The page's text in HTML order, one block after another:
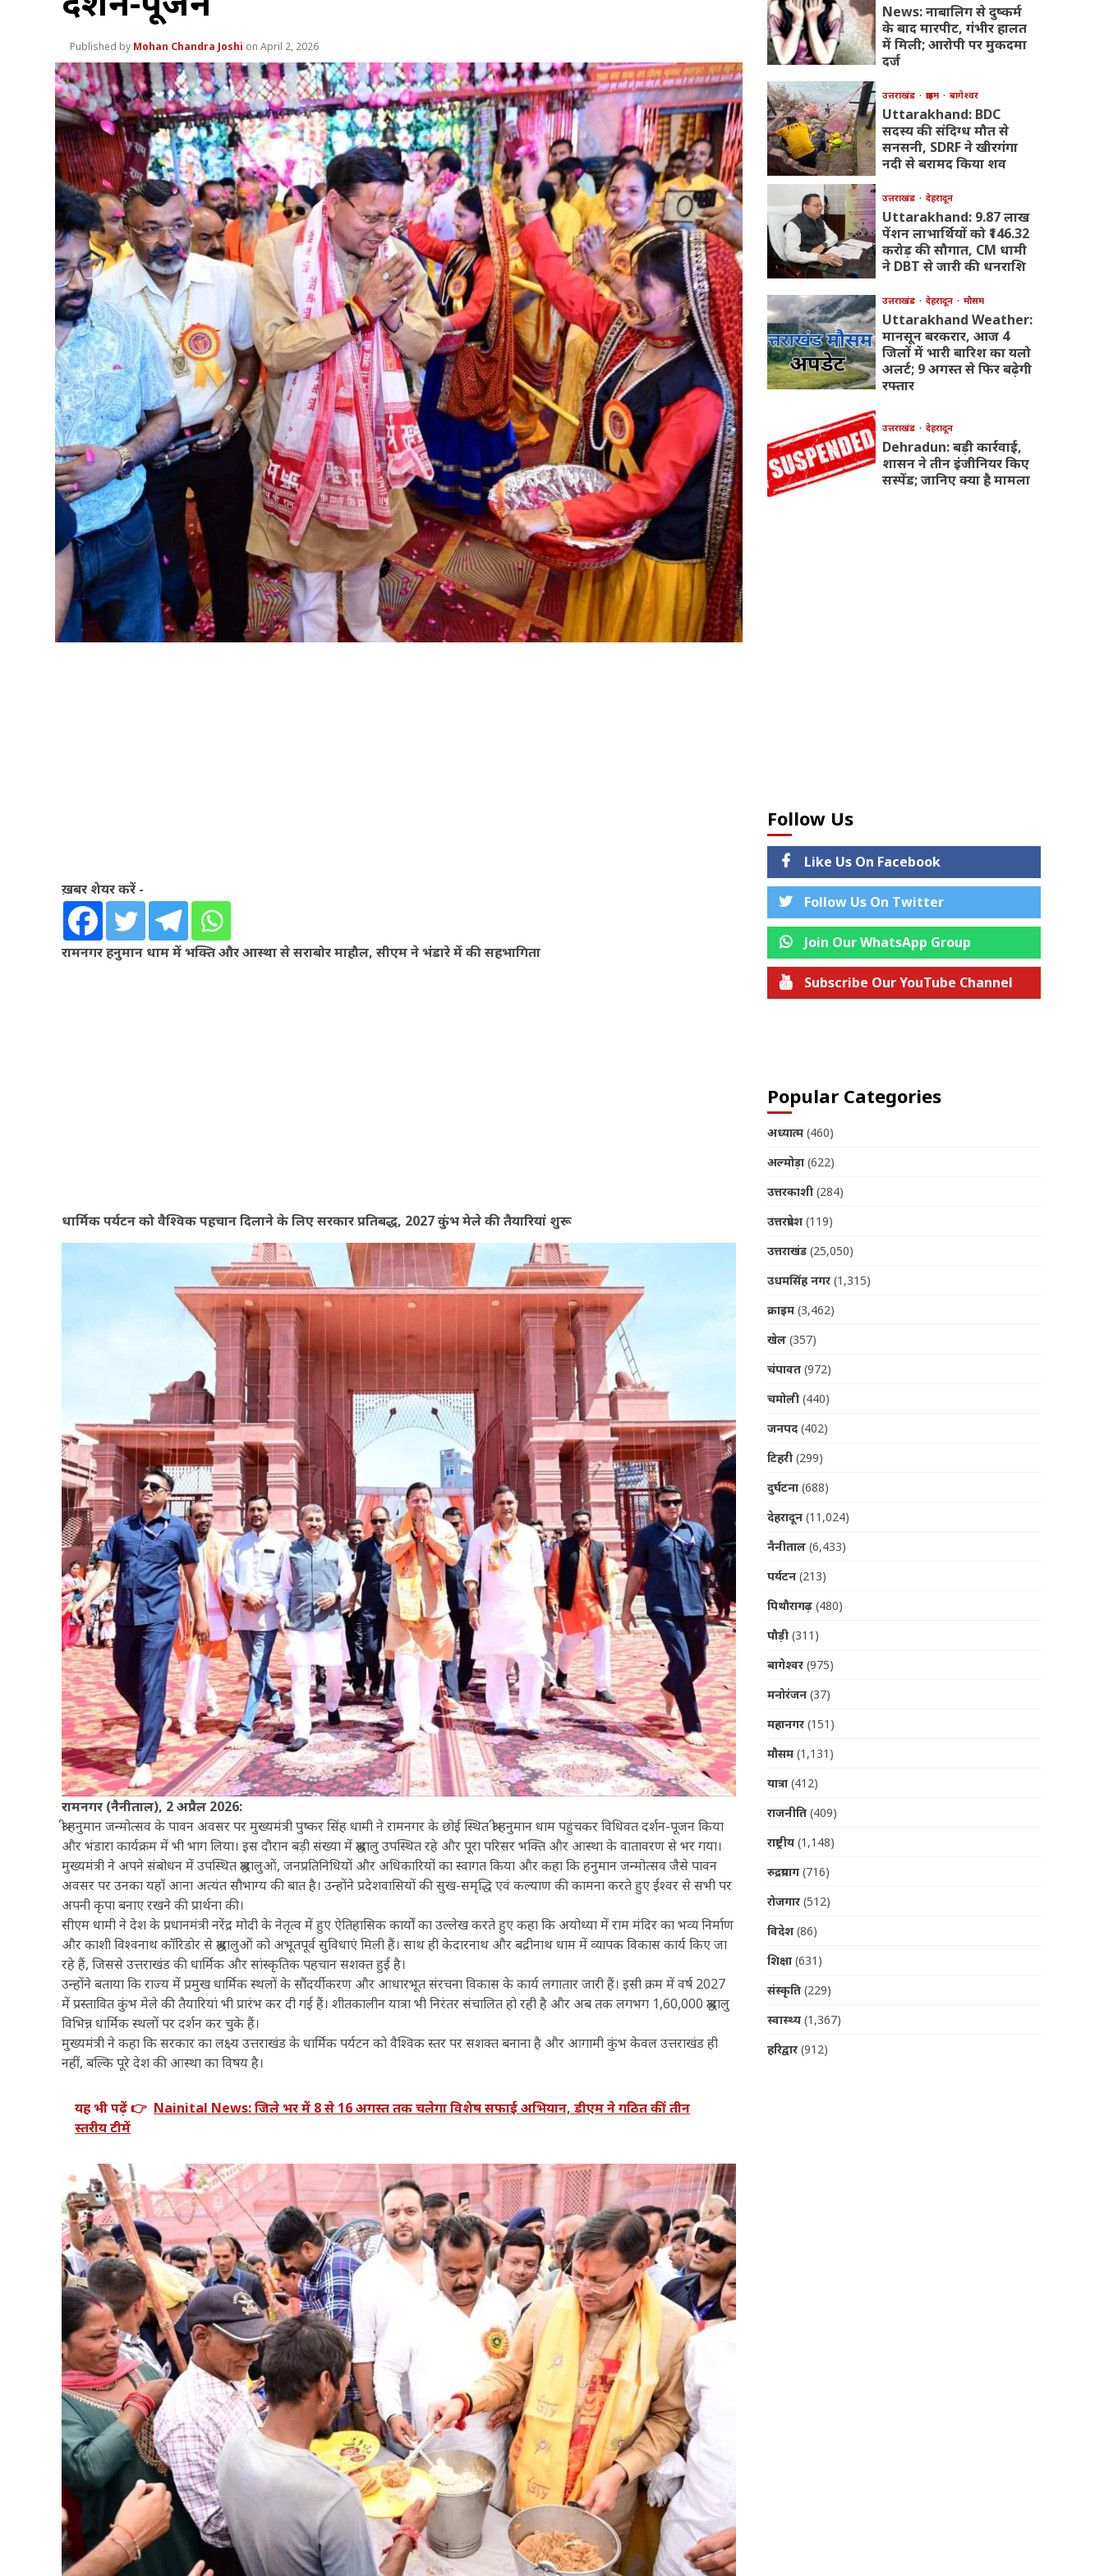
Mohan Chandra Joshi April 2, 2026
ख़बर शेयर करें -
रामनगर हनुमान धाम में भक्ति और आस्था से सराबोर माहौल, सीएम ने भंडारे में की सहभागिता
धार्मिक पर्यटन को वैश्विक पहचान दिलाने के लिए सरकार प्रतिबद्ध, 2027 कुंभ मेले की तैयारियां शुरू
रामनगर (नैनीताल), 2 अप्रैल 2026:
श्री हनुमान जन्मोत्सव के पावन अवसर पर मुख्यमंत्री पुष्कर सिंह धामी ने रामनगर के छोई स्थित श्री हनुमान धाम पहुंचकर विधिवत दर्शन-पूजन किया
और भंडारा कार्यक्रम में भी भाग लिया। इस दौरान बड़ी संख्या में श्रद्धालु उपस्थित रहे और पूरा परिसर भक्ति और आस्था के वातावरण से भर गया।
मुख्यमंत्री ने अपने संबोधन में उपस्थित श्रद्धालुओं, जनप्रतिनिधियों और अधिकारियों का स्वागत किया और कहा कि हनुमान जन्मोत्सव जैसे पावन
अवसर पर उनका यहाँ आना अत्यंत सौभाग्य की बात है। उन्होंने प्रदेशवासियों की सुख-समृद्धि एवं कल्याण की कामना करते हुए ईश्वर से सभी पर
अपनी कृपा बनाए रखने की प्रार्थना की।
सीएम धामी ने देश के प्रधानमंत्री नरेंद्र मोदी के नेतृत्व में हुए ऐतिहासिक कार्यों का उल्लेख करते हुए कहा कि अयोध्या में राम मंदिर का भव्य निर्माण
और काशी विश्वनाथ कॉरिडोर से श्रद्धालुओं को अभूतपूर्व सुविधाएं मिली हैं। साथ ही केदारनाथ और बद्रीनाथ धाम में व्यापक विकास कार्य किए जा
रहे हैं, जिससे उत्तराखंड की धार्मिक और सांस्कृतिक पहचान सशक्त हुई है।
उन्होंने बताया कि राज्य में प्रमुख धार्मिक स्थलों के सौंदर्यीकरण और आधारभूत संरचना विकास के कार्य लगातार जारी हैं। इसी क्रम में वर्ष 2027
में प्रस्तावित कुंभ मेले की तैयारियां भी प्रारंभ कर दी गई हैं। शीतकालीन यात्रा भी निरंतर संचालित हो रही है और अब तक लगभग 1,60,000 श्रद्धालु
विभिन्न धार्मिक स्थलों पर दर्शन कर चुके हैं।
मुख्यमंत्री ने कहा कि सरकार का लक्ष्य उत्तराखंड के धार्मिक पर्यटन को वैश्विक स्तर पर सशक्त बनाना है और आगामी कुंभ केवल उत्तराखंड ही
नहीं, बल्कि पूरे देश की आस्था का विषय है।
यह भी पढ़ें 👉 Nainital News: जिले भर में 8 से 16 अगस्त तक चलेगा विशेष सफाई अभियान, डीएम ने गठित कीं तीन
स्तरीय टीमें
News: नाबालिग से दुष्कर्म
के बाद मारपीट, गंभीर हालत
में मिली; आरोपी पर मुकदमा
दर्ज
उत्तराखंड क्राइम बागेश्वर
Uttarakhand: BDC
सदस्य की संदिग्ध मौत से
सनसनी, SDRF ने खीरगंगा
नदी से बरामद किया शव
उत्तराखंड देहरादून
Uttarakhand: 9.87 लाख
पेंशन लाभार्थियों को ₹146.32
करोड़ की सौगात, CM धामी
ने DBT से जारी की धनराशि
उत्तराखंड देहरादून मौसम
Uttarakhand Weather:
मानसून बरकरार, आज 4
जिलों में भारी बारिश का यलो
अलर्ट; 9 अगस्त से फिर बढ़ेगी
रफ्तार
उत्तराखंड देहरादून
Dehradun: बड़ी कार्रवाई,
शासन ने तीन इंजीनियर किए
सस्पेंड; जानिए क्या है मामला
Follow Us
Like Us On Facebook
Follow Us On Twitter
Join Our WhatsApp Group
Subscribe Our YouTube Channel
Popular Categories
अध्यात्म(460)
अल्मोड़ा(622)
उत्तरकाशी(284)
उत्तरप्रदेश(119)
उत्तराखंड(25,050)
उधमसिंह नगर(1,315)
क्राइम(3,462)
खेल(357)
चंपावत(972)
चमोली(440)
जनपद(402)
टिहरी(299)
दुर्घटना(688)
देहरादून(11,024)
नैनीताल(6,433)
पर्यटन(213)
पिथौरागढ़(480)
पौड़ी(311)
बागेश्वर(975)
मनोरंजन(37)
महानगर(151)
मौसम(1,131)
यात्रा(412)
राजनीति(409)
राष्ट्रीय(1,148)
रुद्रप्रयाग(716)
रोजगार(512)
विदेश(86)
शिक्षा(631)
संस्कृति(229)
स्वास्थ्य(1,367)
हरिद्वार(912)